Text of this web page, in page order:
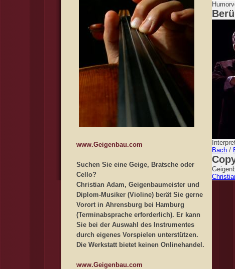
www.Geigenbau.com
Suchen Sie eine Geige, Bratsche oder
Cello?
Christian Adam, Geigenbaumeister und
Diplom-Musiker (Violine) berät Sie gerne
Vorort in Ahrensburg bei Hamburg
(Terminabsprache erforderlich). Er kann
Sie bei der Auswahl des Instrumentes
durch eigenes Vorspielen unterstützen.
Die Werkstatt bietet keinen Onlinehandel.
www.Geigenbau.com
Bach /